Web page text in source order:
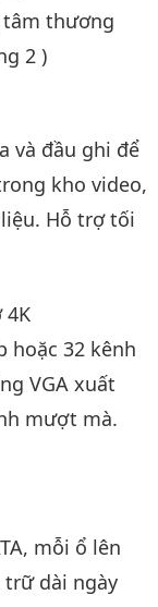
thương
2 )
và đầu ghi để
kho video,
Hỗ trợ tối
4K
hoặc 32 kênh
VGA xuất
mượt mà.
mỗi ổ lên
trữ dài ngày